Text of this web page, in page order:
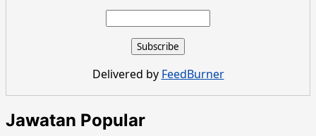
Seberang
Perai
September
2016
Delivered by FeedBurner
Jawatan Popular